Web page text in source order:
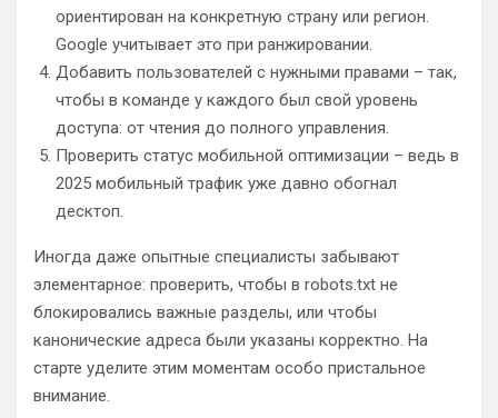
ориентирован на конкретную страну или регион.
Google учитывает это при ранжировании.
Добавить пользователей с нужными правами – так,
чтобы в команде у каждого был свой уровень
доступа: от чтения до полного управления.
Проверить статус мобильной оптимизации – ведь в
2025 мобильный трафик уже давно обогнал
десктоп.
Иногда даже опытные специалисты забывают
элементарное: проверить, чтобы в robots.txt не
блокировались важные разделы, или чтобы
канонические адреса были указаны корректно. На
старте уделите этим моментам особо пристальное
внимание.